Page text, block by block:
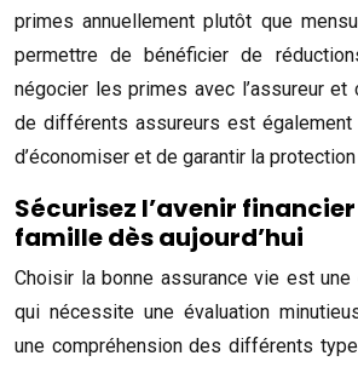
primes annuellement plutôt que
permettre de bénéficier de
négocier les primes avec l’assureur
de différents assureurs est également
d’économiser et de garantir la
Sécurisez l’avenir
famille dès aujourd’hui
Choisir la bonne assurance vie est
qui nécessite une évaluation
une compréhension des différents